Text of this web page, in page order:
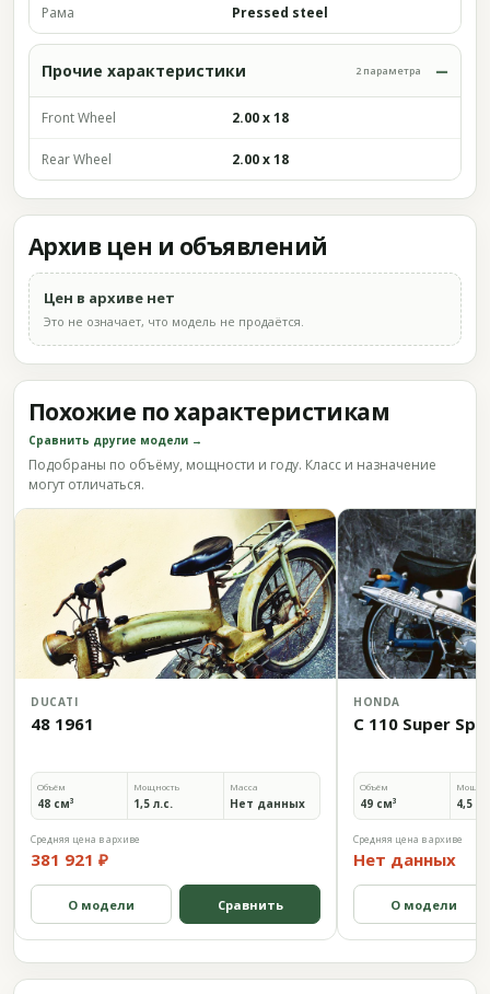
Рама Pressed steel
Прочие характеристики 2 параметра
Front Wheel 2.00 x 18
Rear Wheel 2.00 x 18
Архив цен и объявлений
Цен в архиве нет
Это не означает, что модель не продаётся.
Похожие по характеристикам
Сравнить другие модели →
Подобраны по объёму, мощности и году. Класс и назначение
могут отличаться.
DUCATI
48 1961
Объём
48 см³
Мощность
1,5 л.с.
Масса
Нет данных
Средняя цена в архиве
381 921 ₽
О модели Сравнить
HONDA
C 110 Super
Объём
49 см³ 4,5
Средняя цена в архиве
Нет данных
О модели